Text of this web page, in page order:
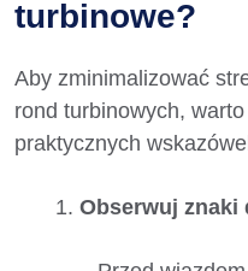
turbinowe?
Aby zminimalizować
rond turbinowych,
praktycznych
Obserwuj znaki